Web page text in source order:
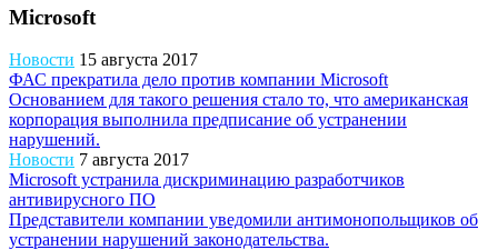
Microsoft
Новости 15 августа 2017
ФАС прекратила дело против компании Microsoft
Основанием для такого решения стало то, что американская
корпорация выполнила предписание об устранении
нарушений.
Новости 7 августа 2017
Microsoft устранила дискриминацию разработчиков
антивирусного ПО
Представители компании уведомили антимонопольщиков об
устранении нарушений законодательства.